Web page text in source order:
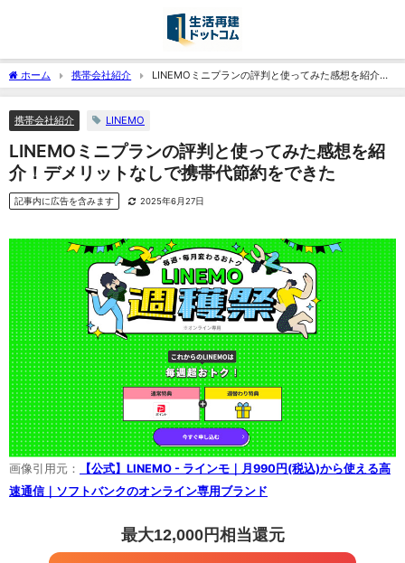
ホーム 携帯会社紹介
LINEMOミニプランの評判と使ってみた感想を紹介！
デメリットなしで携帯代節約をできた
携帯会社紹介 LINEMO
LINEMOミニプランの評判と使ってみた感想を紹
介！デメリットなしで携帯代節約をできた
記事内に広告を含みます 2025年6月27日
画像引用元：
【公式】LINEMO - ラインモ｜月990円(税込)から使える高
速通信｜ソフトバンクのオンライン専用ブランド
最大12,000円相当還元